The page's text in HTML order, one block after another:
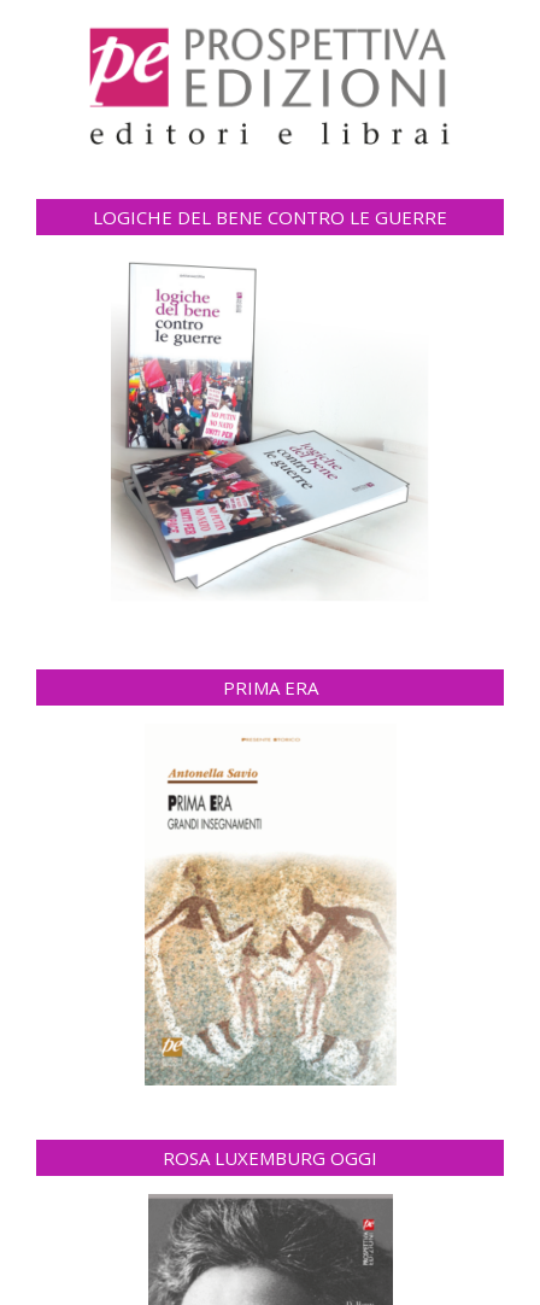
LOGICHE DEL BENE CONTRO LE GUERRE
PRIMA ERA
ROSA LUXEMBURG OGGI